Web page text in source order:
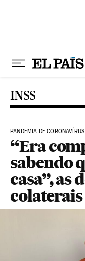
INSS
PANDEMIA DE CORONAVÍRUS
“Era
sabendo
casa”, as